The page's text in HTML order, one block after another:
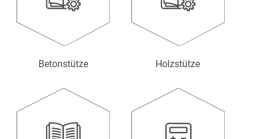
Betonstütze Holzstütze